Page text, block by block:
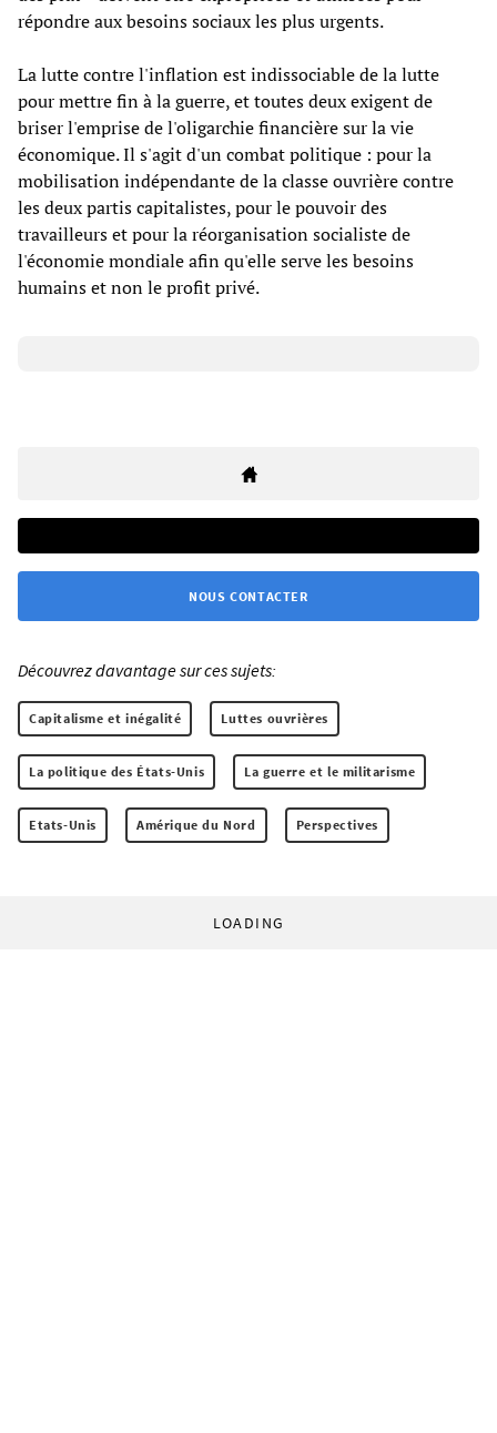
répondre aux besoins sociaux les plus urgents.
La lutte contre l'inflation est indissociable de la lutte
pour mettre fin à la guerre, et toutes deux exigent de
briser l'emprise de l'oligarchie financière sur la vie
économique. Il s'agit d'un combat politique : pour la
mobilisation indépendante de la classe ouvrière contre
les deux partis capitalistes, pour le pouvoir des
travailleurs et pour la réorganisation socialiste de
l'économie mondiale afin qu'elle serve les besoins
humains et non le profit privé.
NOUS CONTACTER
Découvrez davantage sur ces sujets:
Capitalisme et inégalité Luttes ouvrières
La politique des États-Unis La guerre et le militarisme
Etats-Unis Amérique du Nord Perspectives
LOADING